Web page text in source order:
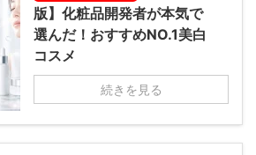
版】化粧品開発者が本気で
選んだ！おすすめNO.1美白
コスメ
続きを見る